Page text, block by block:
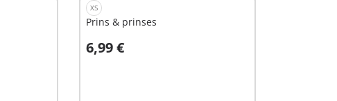
XS
Prins & prinses
6,99 €
In winkelwagen